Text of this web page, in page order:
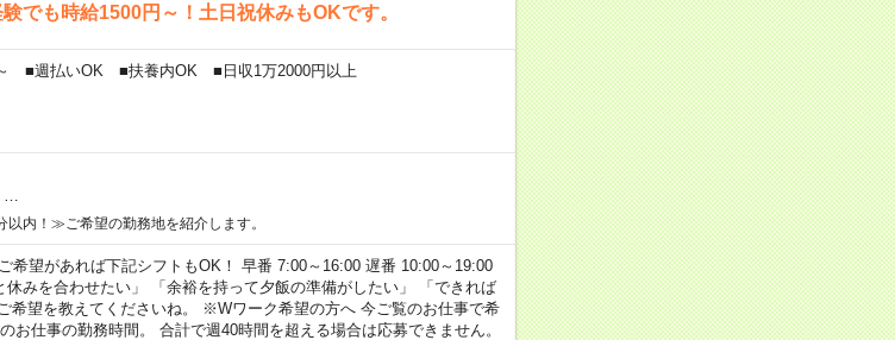
も時給1500円～！土日祝休みもOKです。
■週払いOK ■扶養内OK ■日収1万2000円以上
内！≫ご希望の勤務地を紹介します。
希望があれば下記シフトもOK！ 早番 7:00～16:00 遅番 10:00～19:00
みを合わせたい」 「余裕を持って夕飯の準備がしたい」 「できれば
希望を教えてくださいね。 ※Wワーク希望の方へ 今ご覧のお仕事で希
お仕事の勤務時間。 合計で週40時間を超える場合は応募できません。